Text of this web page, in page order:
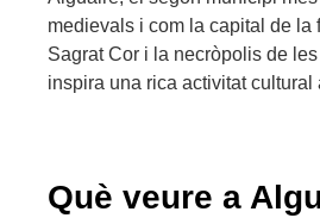
medievals i com la capital de la
Sagrat Cor i la necròpolis de
inspira una rica activitat
Què veure a